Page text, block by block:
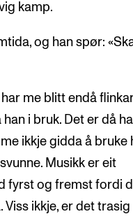
kamp.
og han spør:
me blitt endå
i bruk. Det er då
ikkje gidda å bruke
Musikk er eit
fyrst og fremst fordi
ikkje, er det trasig